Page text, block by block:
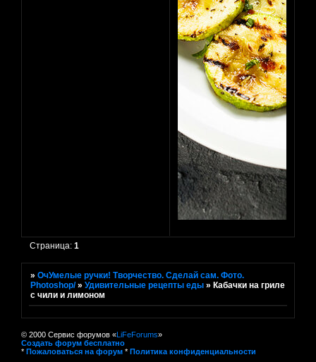
Страница:1
»ОчУмелые ручки! Творчество. Сделай сам. Фото.
Photoshop/ »Удивительные рецепты еды »Кабачки на гриле
с чили и лимоном
© 2000 Сервис форумов «LiFeForums»
Создать форум бесплатно
* Пожаловаться на форум * Политика конфиденциальности